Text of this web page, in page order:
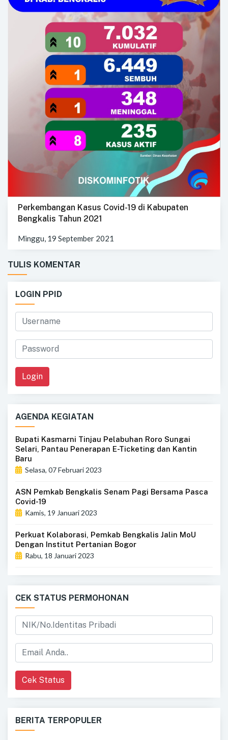
Perkembangan Kasus Covid-19 di Kabupaten
Bengkalis Tahun 2021
Minggu, 19 September 2021
TULIS KOMENTAR
LOGIN PPID
Login
AGENDA KEGIATAN
Bupati Kasmarni Tinjau Pelabuhan Roro Sungai
Selari, Pantau Penerapan E-Ticketing dan Kantin
Baru
Selasa, 07 Februari 2023
ASN Pemkab Bengkalis Senam Pagi Bersama Pasca
Covid-19
Kamis, 19 Januari 2023
Perkuat Kolaborasi, Pemkab Bengkalis Jalin MoU
Dengan Institut Pertanian Bogor
Rabu, 18 Januari 2023
CEK STATUS PERMOHONAN
Cek Status
BERITA TERPOPULER